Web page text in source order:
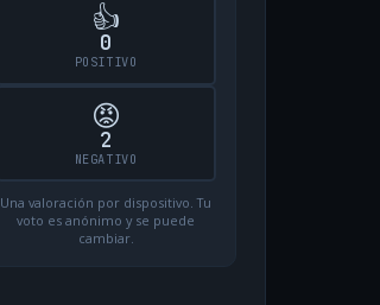
👍
0
POSITIVO
😡
2
NEGATIVO
Una valoración por dispositivo. Tu
voto es anónimo y se puede
cambiar.